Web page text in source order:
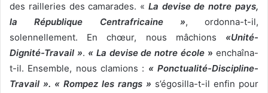
des railleries des camarades. « La devise de notre pays,
la République Centrafricaine », ordonna-t-il,
solennellement. En chœur, nous mâchions «Unité-
Dignité-Travail ». « La devise de notre école »enchaîna-
t-il. Ensemble, nous clamions : « Ponctualité-Discipline-
Travail ». « Rompez les rangs » s’égosilla-t-il enfin pour